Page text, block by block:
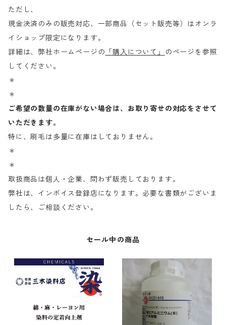
ただし、
現金決済のみの販売対応、一部商品（セット販売等）はオンラ
イショップ限定になります。
詳細は、弊社ホームページの 「購入について」
のページを参照
してください。
＊
＊
ご希望の数量の在庫がない場合は、お取り寄せの対応をさせて
いただきます。
特に、刷毛は多量に在庫はしておりません。
＊
＊
取扱商品は個人・企業、問わず販売しております。
弊社は、インボイス登録店になります。必要な書類がございま
したら、ご相談ください。
セール中の商品